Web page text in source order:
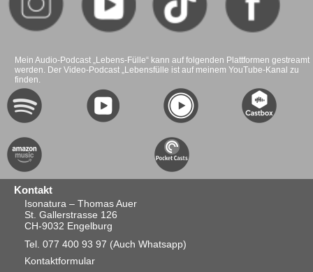
Mein Audio-Podcast „Lebens-Fülle“ kann auf folgenden Plattformen gestreamt
werden. Der Video-Podcast „Lebensfülle ist auf meinem YouTube-Kanal zu
finden.
Kontakt
Isonatura – Thomas Auer
St. Gallerstrasse 126
CH-9032 Engelburg
Tel. 077 400 93 97 (Auch Whatsapp)
Kontaktformular